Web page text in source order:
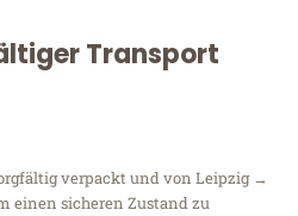
Transport
verpackt und von Leipzig →
einen sicheren Zustand zu